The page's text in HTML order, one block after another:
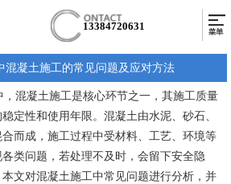
13384720631
混凝土施工的常见问题及应对方法
混凝土施工是核心环节之一，其施工质量
定性和使用年限。混凝土由水泥、砂石、
而成，施工过程中受材料、工艺、环境等
类问题，若处理不及时，会留下安全隐
文对混凝土施工中常见问题进行分析，并